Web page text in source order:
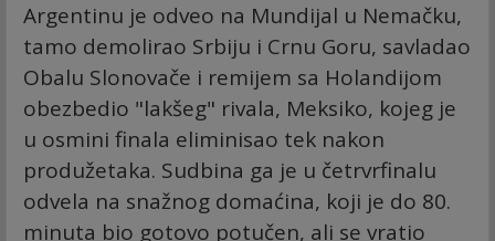
Argentinu je odveo na Mundijal u Nemačku,
tamo demolirao Srbiju i Crnu Goru, savladao
Obalu Slonovače i remijem sa Holandijom
obezbedio "lakšeg" rivala, Meksiko, kojeg je
u osmini finala eliminisao tek nakon
produžetaka. Sudbina ga je u četrvrfinalu
odvela na snažnog domaćina, koji je do 80.
minuta bio gotovo potučen, ali se vratio